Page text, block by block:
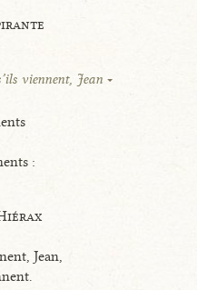
viennent, Jean
:
Jean,